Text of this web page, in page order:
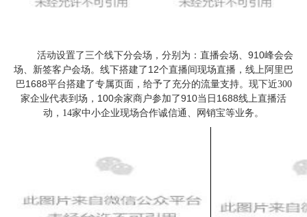
活动设置了三个线下分会场，分别为：直播会场、 910峰会会
场、新签客户会场。线下搭建了 12个直播间现场直播，线上阿里巴
巴1688平台搭建了专属页面，给予了充分的流量支持。现下近300
家企业代表到场 ， 100余家商户参加了910当日 1688线上直播活
动， 14家中小企业现场合作诚信通、网销宝等业务。